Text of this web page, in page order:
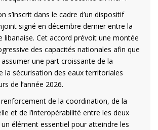
s’inscrit dans le cadre d’un dispositif
signé en décembre dernier entre la
libanaise. Cet accord prévoit une montée
des capacités nationales afin que
une part croissante de la
la sécurisation des eaux territoriales
de l’année 2026.
renforcement de la coordination, de la
et de l’interopérabilité entre les deux
élément essentiel pour atteindre les